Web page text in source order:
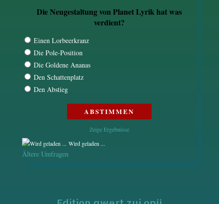
Die Neugestaltung von Planet Lyrik hat was
verdient?
Einen Lorbeerkranz
Die Pole-Position
Die Goldene Ananas
Den Schattenplatz
Den Abstieg
Zeige Ergebnisse
Wird geladen ...
Ältere Umfragen